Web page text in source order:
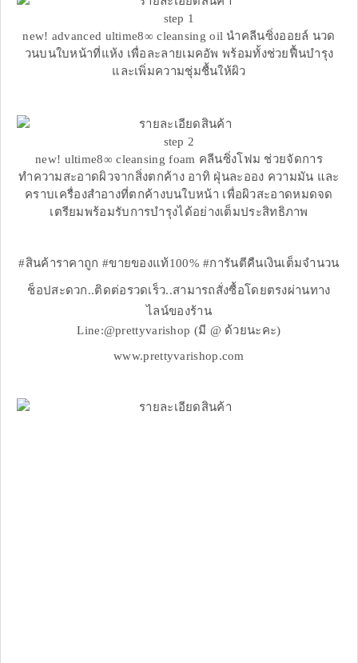
step 1
new! advanced ultime8∞ cleansing oil นำคลีนซิ่งออยล์ นวด
วนบนใบหน้าที่แห้ง เพื่อละลายเมคอัพ พร้อมทั้งช่วยฟื้นบำรุง
และเพิ่มความชุ่มชื้นให้ผิว
step 2
new! ultime8∞ cleansing foam คลีนซิ่งโฟม ช่วยจัดการ
ทำความสะอาดผิวจากสิ่งตกค้าง อาทิ ฝุ่นละออง ความมัน และ
คราบเครื่องสำอางที่ตกค้างบนใบหน้า เพื่อผิวสะอาดหมดจด
เตรียมพร้อมรับการบำรุงได้อย่างเต็มประสิทธิภาพ
#สินค้าราคาถูก #ขายของแท้100% #การันตีคืนเงินเต็มจำนวน
ช็อปสะดวก..ติดต่อรวดเร็ว..สามารถสั่งซื้อโดยตรงผ่านทาง
ไลน์ของร้าน
Line:@prettyvarishop (มี @ ด้วยนะคะ)
www.prettyvarishop.com